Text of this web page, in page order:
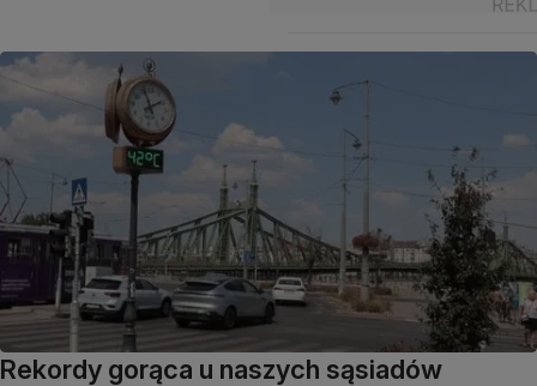
Rekordy gorąca u naszych sąsiadów